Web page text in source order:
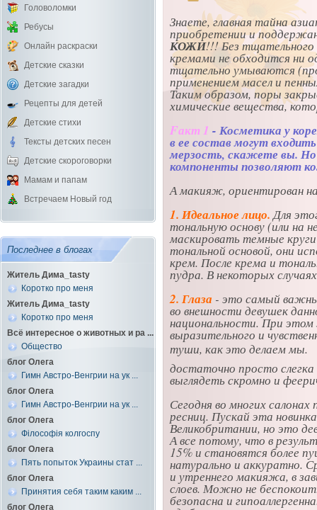
Головоломки
Ребусы
Онлайн раскраски
Детские сказки
Детские загадки
Рецепты для детей
Детские стихи
Тексты детских песен
Детские скороговорки
Мамам и папам
Встречаем Новый год
Последнее в блогах
Житель Дима_tasty
Коротко про меня
Житель Дима_tasty
Коротко про меня
Всё интересное о животных и ра ...
Общество
блог Олега
Гимн Австро-Венгрии на ук ...
блог Олега
Гимн Австро-Венгрии на ук ...
блог Олега
Філософія колгоспу
блог Олега
Пять попыток Украины стат ...
блог Олега
Принятия себя таким каким ...
блог Олега
Знаете, главная тайна
приобретении и
КОЖИ!!! Без
кремами не обходится ни
тщательно умываются
применением масел и
Таким образом, поры
химические вещества,
Fакт 1 - Косметика у
в ее состав могут
мерзость, скажете вы.
компоненты позволяют
А макияж, ориентирован
1. Идеальное лицо.Для
тональную основу (или на
маскировать темные
тональной основой, они
крем. После крема и
пудра. В некоторых
2. Глаза - это самый
во внешности девушек
национальности. При
выразительного и
туши, как это делаем мы.
достаточно просто
выглядеть скромно и
Сегодня во многих
ресниц. Пускай эта
Великобритании, но это
А все потому, что в
15% и становятся более
натурально и аккуратно.
и утреннего макияжа, в
слоев. Можно не
безопасна и